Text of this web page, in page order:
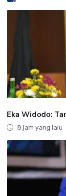
Eka Widodo:
8 jam yang lalu